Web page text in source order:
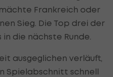
Frankreich oder
Sieg. Die Top drei der
die nächste Runde.
ausgeglichen verläuft,
Spielabschnitt schnell